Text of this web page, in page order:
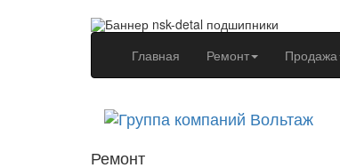
Главная (current)Ремонт Продажа
Ремонт